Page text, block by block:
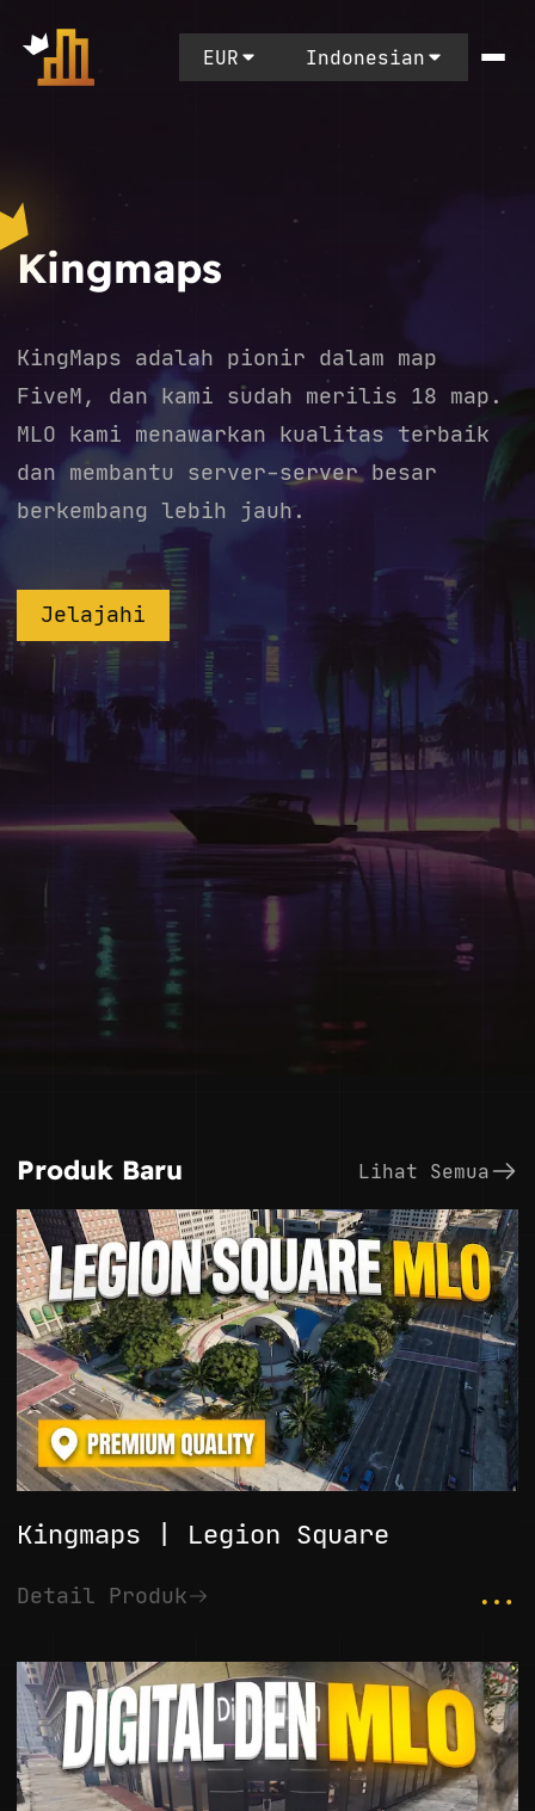
EUR Indonesian
Kingmaps
KingMaps adalah pionir dalam map
FiveM, dan kami sudah merilis 18 map.
MLO kami menawarkan kualitas terbaik
dan membantu server-server besar
berkembang lebih jauh.
Jelajahi
Produk Baru Lihat Semua
Kingmaps | Legion Square
Detail Produk ...